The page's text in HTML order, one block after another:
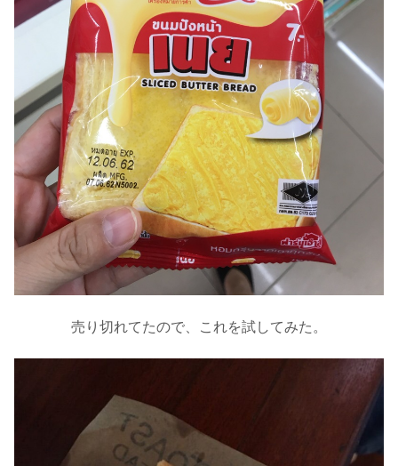
売り切れてたので、これを試してみた。